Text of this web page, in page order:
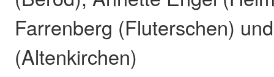
Farrenberg (Fluterschen)
(Altenkirchen)